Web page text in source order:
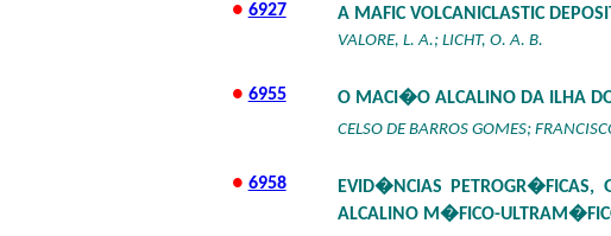
● 6927 A MAFIC VOLCANICLASTIC
VALORE, L. A.; LICHT, O. A. B.
● 6955 O MACI�O ALCALINO DA ILHA
CELSO DE BARROS GOMES;
● 6958
EVID�NCIAS
ALCALINO M�FICO-